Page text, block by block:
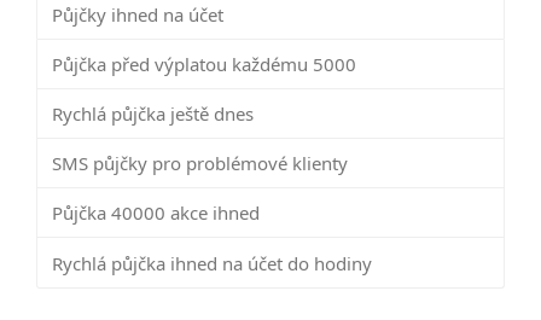
Půjčky ihned na účet
Půjčka před výplatou každému 5000
Rychlá půjčka ještě dnes
SMS půjčky pro problémové klienty
Půjčka 40000 akce ihned
Rychlá půjčka ihned na účet do hodiny